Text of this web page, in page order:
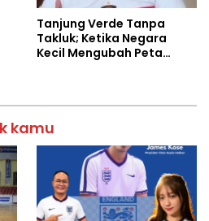
Tanjung Verde Tanpa
Takluk; Ketika Negara
Kecil Mengubah Peta
kamu